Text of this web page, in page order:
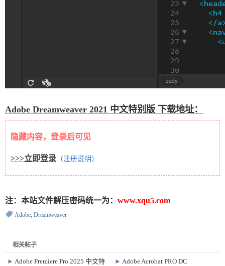
Adobe Dreamweaver 2021 中文特别版 下载地址：
隐藏内容，登录后可见
>>>立即登录 （注册说明）
注：本站文件解压密码统一为： www.xqu5.com
Adobe, Dreamweaver
相关帖子
► Adobe Premiere Pro 2025 中文特
► Adobe Acrobat PRO DC